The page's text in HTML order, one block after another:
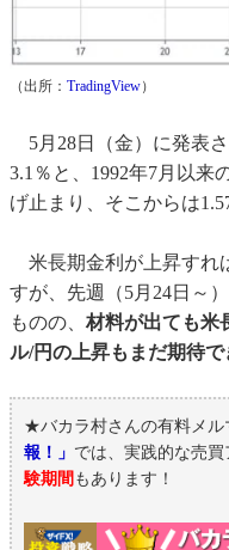
（出所： TradingView）
5月28日（金）に発表
3.1％と、1992年7月以来
げ止まり、そこからは
米長期金利が上昇すれ
すが、先週（5月24日～
ものの、 材料が出ても米
ル/円の上昇もまだ期待
★バカラ村さんの有料メル
報！」 では、実践的な売買
験期間 もあります！